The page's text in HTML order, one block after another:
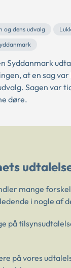
og dens udvalg
Syddanmark
at en sag
Sagen var
døre.
mange
i nogle af
på
på vores